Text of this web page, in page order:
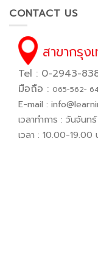
CONTACT US
สาขากรุง
Tel : 0-2943-
มือถือ : 065−562−
E-mail :
เวลาทำการ : วันจันท
เวลา : 10.00-19.00